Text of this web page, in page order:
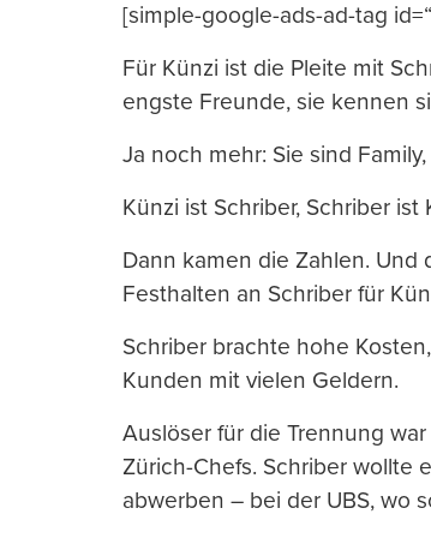
[simple-google-ads-ad-tag
Für Künzi ist die Pleite mit
engste Freunde, sie kennen
Ja noch mehr: Sie sind
Künzi ist Schriber, Schriber
Dann kamen die Zahlen.
Festhalten an Schriber für
Schriber brachte hohe
Kunden mit vielen Geldern.
Auslöser für die Trennung
Zürich-Chefs. Schriber wollte
abwerben – bei der UBS, wo